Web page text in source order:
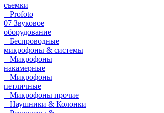
съемки
Profoto
07 Звуковое
оборудование
Беспроводные
микрофоны & системы
Микрофоны
накамерные
Микрофоны
петличные
Микрофоны прочие
Наушники & Колонки